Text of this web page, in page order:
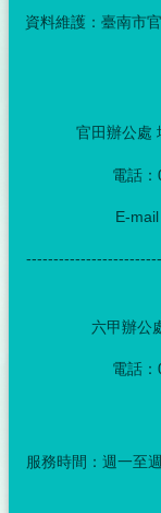
資料維護：臺南市
官田辦公處
電話
E-
六甲辦公
電話
服務時間：週一至